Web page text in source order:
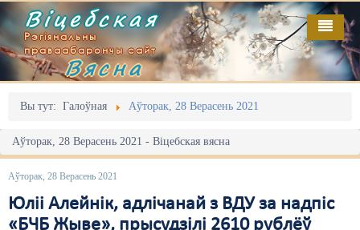
Віцебская
Рэгіянальны
праваабарончы сайт
Вясна
Вы тут: Галоўная Аўторак, 28 Верасень 2021
Аўторак, 28 Верасень 2021 - Віцебская вясна
Аўторак, 28 Верасень 2021
Юліі Алейнік, адлічанай з ВДУ за надпіс
«БЧБ Жыве», прысудзілі 2610 рублёў
Галоўная
Адміністрацыйны перасьлед
Акцыі
Выбары
Выданьні
Відэа
Пра нас